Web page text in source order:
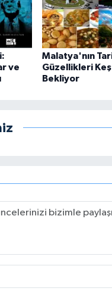
ve
Malatya'nın
Güzellikleri
Bekliyor